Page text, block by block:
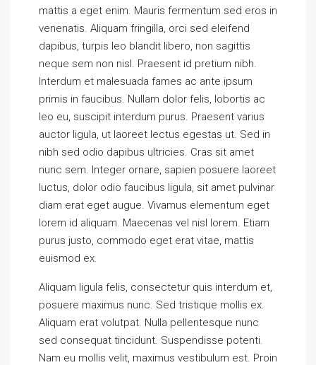
mattis a eget enim. Mauris fermentum sed eros in
venenatis. Aliquam fringilla, orci sed eleifend
dapibus, turpis leo blandit libero, non sagittis
neque sem non nisl. Praesent id pretium nibh.
Interdum et malesuada fames ac ante ipsum
primis in faucibus. Nullam dolor felis, lobortis ac
leo eu, suscipit interdum purus. Praesent varius
auctor ligula, ut laoreet lectus egestas ut. Sed in
nibh sed odio dapibus ultricies. Cras sit amet
nunc sem. Integer ornare, sapien posuere laoreet
luctus, dolor odio faucibus ligula, sit amet pulvinar
diam erat eget augue. Vivamus elementum eget
lorem id aliquam. Maecenas vel nisl lorem. Etiam
purus justo, commodo eget erat vitae, mattis
euismod ex.
Aliquam ligula felis, consectetur quis interdum et,
posuere maximus nunc. Sed tristique mollis ex.
Aliquam erat volutpat. Nulla pellentesque nunc
sed consequat tincidunt. Suspendisse potenti.
Nam eu mollis velit, maximus vestibulum est. Proin